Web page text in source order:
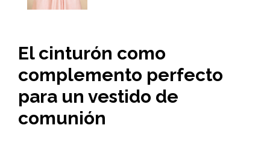
El cinturón como
complemento perfecto
para un vestido de
comunión